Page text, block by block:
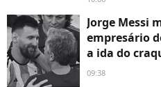
Jorge Messi
empresário
a ida do
09:38